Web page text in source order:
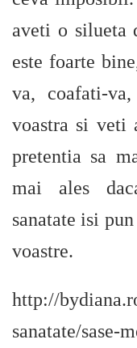
aveti o silueta
este foarte
va, coafati-
voastra si veti
pretentia sa
mai ales
sanatate isi
voastre.
http://
sanatate/sase-